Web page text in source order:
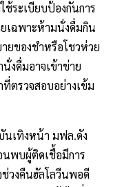
ช้ระเบียบป้องกันการ
ยเฉพาะห้ามนั่งดื่มกิน
ยของชำหรือโชวห่วย
งดื่มอาจเข้าข่าย
ที่ตรวจสอบอย่างเข้ม
นเทิงหน้า มฟล.ดัง
นพบผู้ติดเชื้อมีการ
วงคืนฮัลโลวีนพอดี